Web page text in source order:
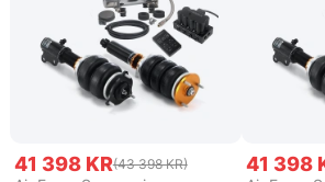
41 398 KR(43 398 KR) 41 398